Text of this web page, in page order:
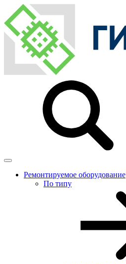
Ремонтируемое оборудование
По типу